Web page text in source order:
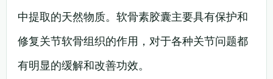
中提取的天然物质。软骨素胶囊主要具有保护和
修复关节软骨组织的作用，对于各种关节问题都
有明显的缓解和改善功效。